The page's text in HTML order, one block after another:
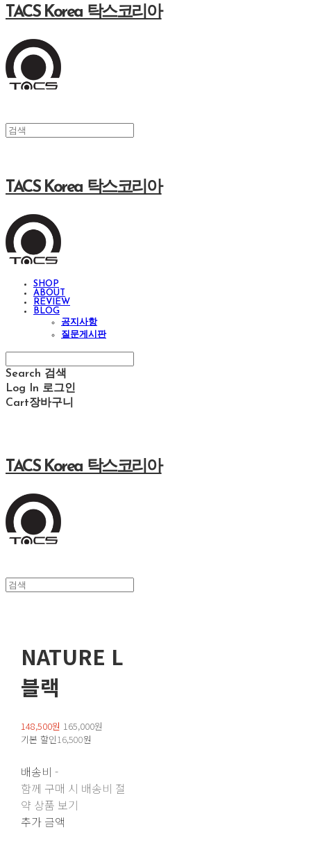
TACS Korea 탁스코리아
TACS Korea 탁스코리아
SHOP
ABOUT
REVIEW
BLOG
공지사항
질문게시판
Search 검색
Log In 로그인
Cart장바구니
TACS Korea 탁스코리아
NATURE L
블랙
148,500원 165,000원
기본 할인16,500원
배송비 -
함께 구매 시 배송비 절
약 상품 보기
추가 금액